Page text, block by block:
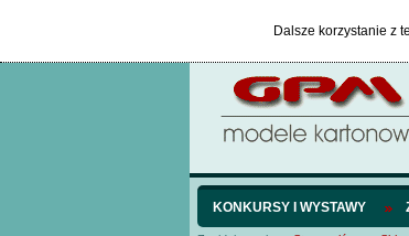
Dalsze korzystanie z
KONKURSY I WYSTAWY